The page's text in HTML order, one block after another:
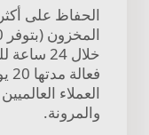
خلال 24
العملاء
والمرونة.